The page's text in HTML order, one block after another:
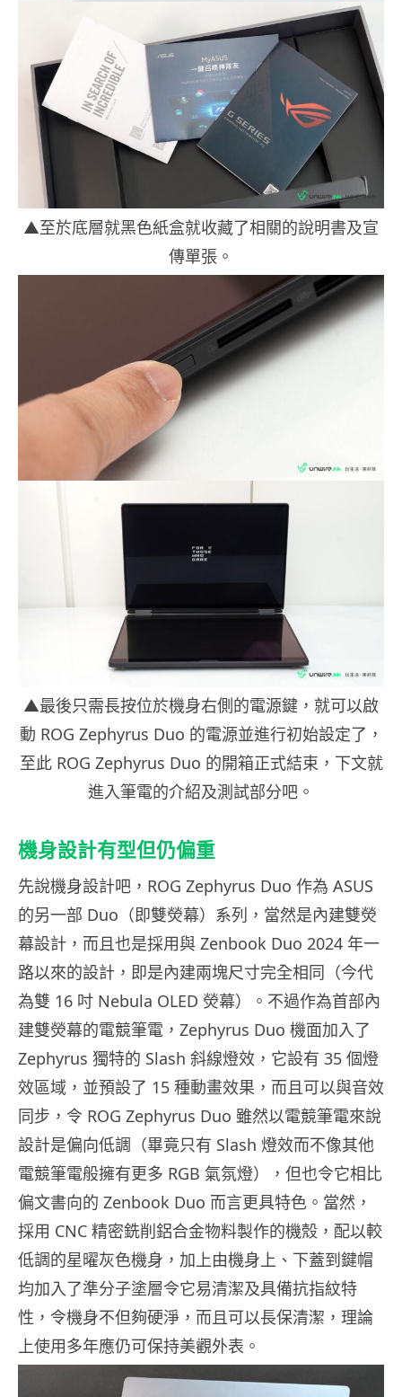
▲至於底層就黑色紙盒就收藏了相關的說明書及宣
傳單張。
▲最後只需長按位於機身右側的電源鍵，就可以啟
動 ROG Zephyrus Duo 的電源並進行初始設定了，
至此 ROG Zephyrus Duo 的開箱正式結束，下文就
進入筆電的介紹及測試部分吧。
機身設計有型但仍偏重
先說機身設計吧，ROG Zephyrus Duo 作為 ASUS
的另一部 Duo（即雙熒幕）系列，當然是內建雙熒
幕設計，而且也是採用與 Zenbook Duo 2024 年一
路以來的設計，即是內建兩塊尺寸完全相同（今代
為雙 16 吋 Nebula OLED 熒幕）。不過作為首部內
建雙熒幕的電競筆電，Zephyrus Duo 機面加入了
Zephyrus 獨特的 Slash 斜線燈效，它設有 35 個燈
效區域，並預設了 15 種動畫效果，而且可以與音效
同步，令 ROG Zephyrus Duo 雖然以電競筆電來說
設計是偏向低調（畢竟只有 Slash 燈效而不像其他
電競筆電般擁有更多 RGB 氣氛燈），但也令它相比
偏文書向的 Zenbook Duo 而言更具特色。當然，
採用 CNC 精密銑削鋁合金物料製作的機殼，配以較
低調的星曜灰色機身，加上由機身上、下蓋到鍵帽
均加入了準分子塗層令它易清潔及具備抗指紋特
性，令機身不但夠硬淨，而且可以長保清潔，理論
上使用多年應仍可保持美觀外表。